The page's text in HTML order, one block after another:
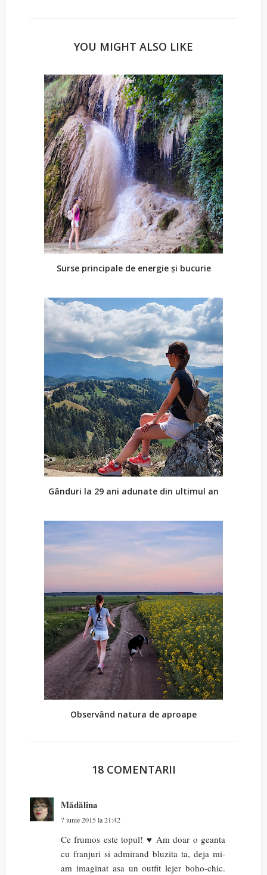
YOU MIGHT ALSO LIKE
Surse principale de energie și bucurie
Gânduri la 29 ani adunate din ultimul an
Observând natura de aproape
18 COMENTARII
Mădălina
7 iunie 2015 la 21:42
Ce frumos este topul! ♥ Am doar o geanta
cu franjuri si admirand bluzita ta, deja mi-
am imaginat asa un outfit lejer boho-chic.